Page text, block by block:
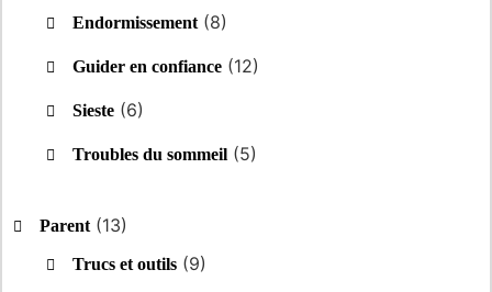
Endormissement (8)
Guider en confiance (12)
Sieste (6)
Troubles du sommeil (5)
Parent (13)
Trucs et outils (9)